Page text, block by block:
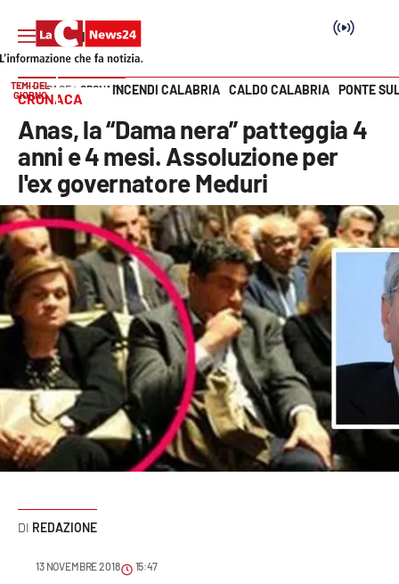
SEZIONI
Cronaca
Politica
Attualità
Economia e lavoro
Italia Mondo
Sanità
Sport
Vai
TEMI DEL
GIORNO
INCENDI CALABRIA CALDO CALABRIA PONTE
HOME PAGE CRONACA
CRONACA
Anas, la “Dama nera” patteggia 4
anni e 4 mesi. Assoluzione per
l'ex governatore Meduri
REDAZIONE
13 NOVEMBRE 2018 15:47